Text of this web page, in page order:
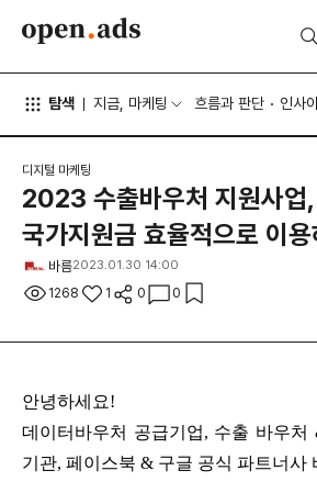
탐색 지금, 마케팅 흐름과 판단 인사
디지털 마케팅
2023 수출바우처 지원사업,
국가지원금 효율적으로 이
바름2023.01.30 14:00
1268 1 0 0
안녕하세요!
데이터바우처 공급기업, 수출 바우처
기관, 페이스북 & 구글 공식 파트너사